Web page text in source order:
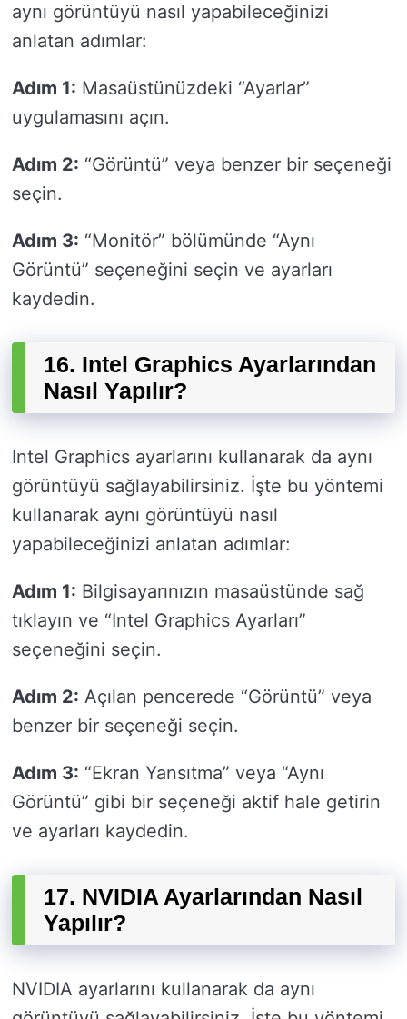
aynı görüntüyü nasıl yapabileceğinizi
anlatan adımlar:
Adım 1: Masaüstünüzdeki “Ayarlar”
uygulamasını açın.
Adım 2: “Görüntü” veya benzer bir seçeneği
seçin.
Adım 3: “Monitör” bölümünde “Aynı
Görüntü” seçeneğini seçin ve ayarları
kaydedin.
16. Intel Graphics Ayarlarından
Nasıl Yapılır?
Intel Graphics ayarlarını kullanarak da aynı
görüntüyü sağlayabilirsiniz. İşte bu yöntemi
kullanarak aynı görüntüyü nasıl
yapabileceğinizi anlatan adımlar:
Adım 1: Bilgisayarınızın masaüstünde sağ
tıklayın ve “Intel Graphics Ayarları”
seçeneğini seçin.
Adım 2: Açılan pencerede “Görüntü” veya
benzer bir seçeneği seçin.
Adım 3: “Ekran Yansıtma” veya “Aynı
Görüntü” gibi bir seçeneği aktif hale getirin
ve ayarları kaydedin.
17. NVIDIA Ayarlarından Nasıl
Yapılır?
NVIDIA ayarlarını kullanarak da aynı